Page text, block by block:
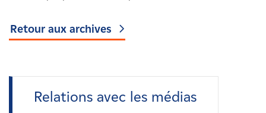
Retour aux archives
Relations avec les médias